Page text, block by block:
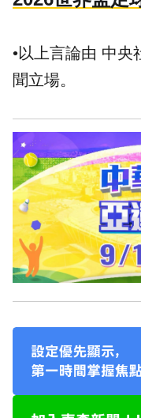
•以上言論由 中央
聞立場。